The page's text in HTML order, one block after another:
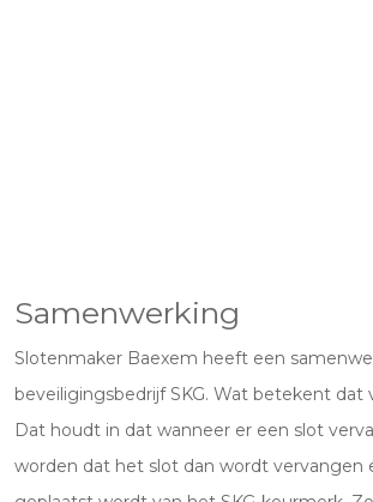
Samenwerking
Slotenmaker Baexem heeft een
beveiligingsbedrijf SKG. Wat betekent dat
Dat houdt in dat wanneer er een slot
worden dat het slot dan wordt vervangen